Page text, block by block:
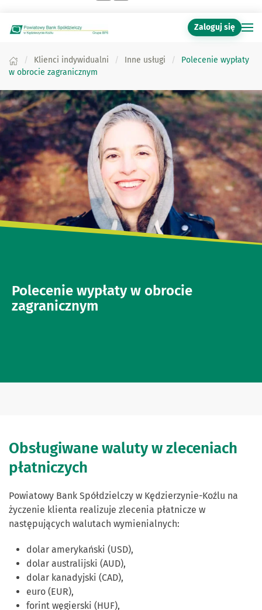
Zaloguj się
Klienci indywidualni Inne usługi
Polecenie wypłaty
w obrocie zagranicznym
Polecenie wypłaty w obrocie
zagranicznym
Obsługiwane waluty w zleceniach
płatniczych
Powiatowy Bank Spółdzielczy w Kędzierzynie-Koźlu na
życzenie klienta realizuje zlecenia płatnicze w
następujących walutach wymienialnych:
dolar amerykański (USD),
dolar australijski (AUD),
dolar kanadyjski (CAD),
euro (EUR),
forint węgierski (HUF),